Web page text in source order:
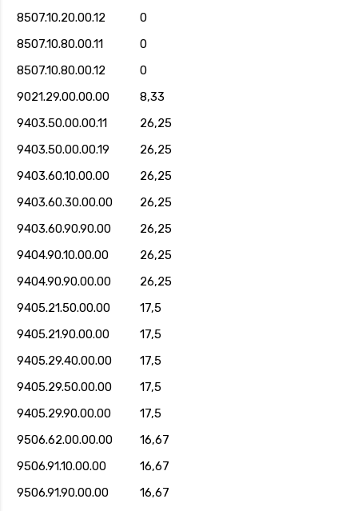
8507.10.20.00.12
0
8507.10.80.00.11
0
8507.10.80.00.12
0
9021.29.00.00.00
8,33
9403.50.00.00.11
26,25
9403.50.00.00.19
26,25
9403.60.10.00.00
26,25
9403.60.30.00.00
26,25
9403.60.90.90.00
26,25
9404.90.10.00.00
26,25
9404.90.90.00.00
26,25
9405.21.50.00.00
17,5
9405.21.90.00.00
17,5
9405.29.40.00.00
17,5
9405.29.50.00.00
17,5
9405.29.90.00.00
17,5
9506.62.00.00.00
16,67
9506.91.10.00.00
16,67
9506.91.90.00.00
16,67